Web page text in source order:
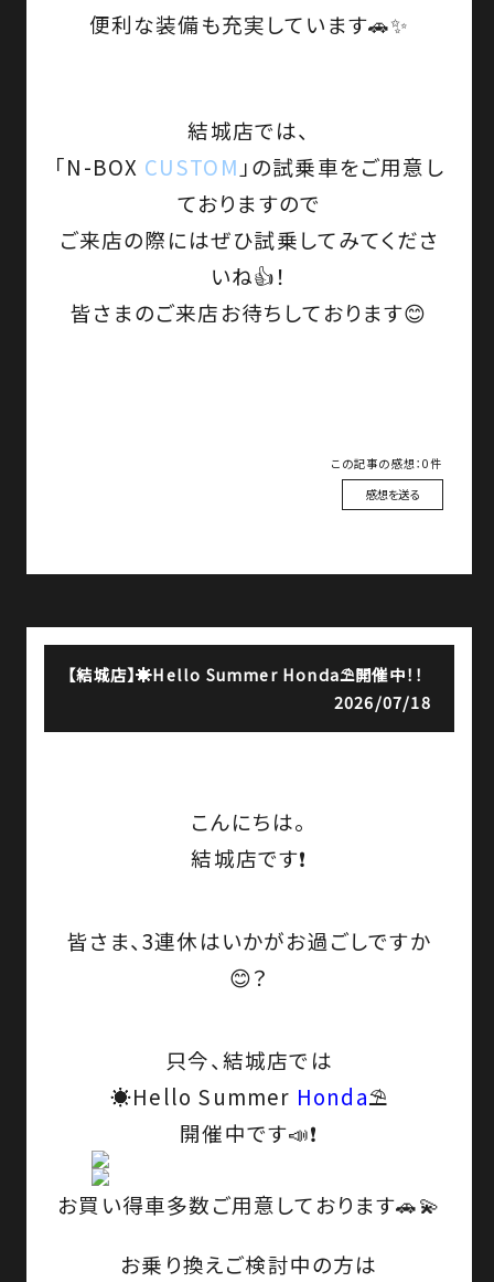
便利な装備も充実しています🚗✨
結城店では、
「N-BOX CUSTOM 」の試乗車をご用意し
ておりますので
ご来店の際にはぜひ試乗してみてくださ
いね👍！
皆さまのご来店お待ちしております😊
この記事の感想：0件
感想を送る
【結城店】☀️Hello Summer Honda⛱️開催中！！
2026/07/18
こんにちは。
結城店です❗
皆さま、3連休はいかがお過ごしですか
😊？
只今、結城店では
☀️Hello Summer Honda⛱️
開催中です📣❗
お買い得車多数ご用意しております🚗💫
お乗り換えご検討中の方は